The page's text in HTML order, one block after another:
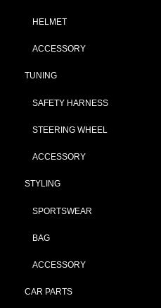
HELMET
ACCESSORY
TUNING
SAFETY HARNESS
STEERING WHEEL
ACCESSORY
STYLING
SPORTSWEAR
BAG
ACCESSORY
CAR PARTS